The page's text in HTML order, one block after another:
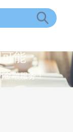
能
金融服务！